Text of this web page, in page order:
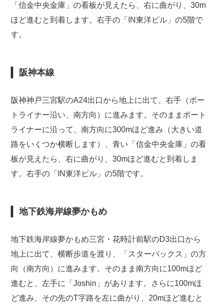
「信金中央金庫」の看板が見えたら、右に曲がり、30m
ほど進むと到着します。右手の「IN東洋ビル」の5階で
す。
阪神本線
阪神神戸三宮駅のA24出口から地上に出て、右手（ポー
トライナー沿い、南方向）に進みます。そのままポート
ライナーに沿って、南方向に300mほど進み（大きい道
路をいくつか横断します）、青い「信金中央金庫」の看
板が見えたら、右に曲がり、30mほど進むと到着しま
す。右手の「IN東洋ビル」の5階です。
地下鉄海岸線夢かもめ
地下鉄海岸線夢かもめ三宮・花時計前駅のD3出口から
地上に出て、横断歩道を渡り、「スターバックス」の方
向（南方向）に進みます。そのまま南方向に100mほど
進むと、左手に「Joshin」があります。さらに100mほ
ど進み、その先のT字路を左に曲がり、20mほど進むと